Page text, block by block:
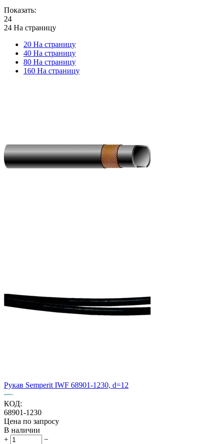
Показать:
24
24 На страницу
20 На страницу
40 На страницу
80 На страницу
160 На страницу
Рукав Semperit IWF 68901-1230, d=12
КОД:
68901-1230
Цена по запросу
В наличии
+
−